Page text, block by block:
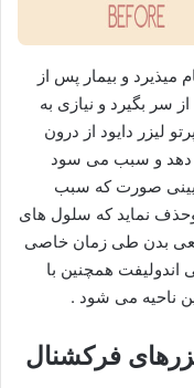
میذیرد و بیمار پس از
سر بگیرد و نیازی به
لیزر دایود از درون
دهد و سبب می سود
صورت که سبب
نماید که سلول های
بدن طی زمان خاصی
همچنین با
ناحیه می شود .
فرکشنال